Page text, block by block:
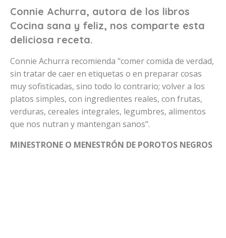
Connie Achurra, autora de los libros
Cocina sana y feliz, nos comparte esta
deliciosa receta.
Connie Achurra recomienda "comer comida de verdad,
sin tratar de caer en etiquetas o en preparar cosas
muy sofisticadas, sino todo lo contrario; volver a los
platos simples, con ingredientes reales, con frutas,
verduras, cereales integrales, legumbres, alimentos
que nos nutran y mantengan sanos".
MINESTRONE O MENESTRÓN DE POROTOS NEGROS